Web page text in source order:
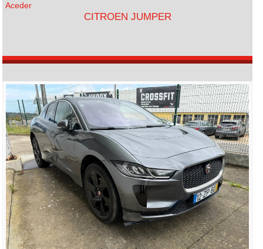
Aceder
CITROEN JUMPER